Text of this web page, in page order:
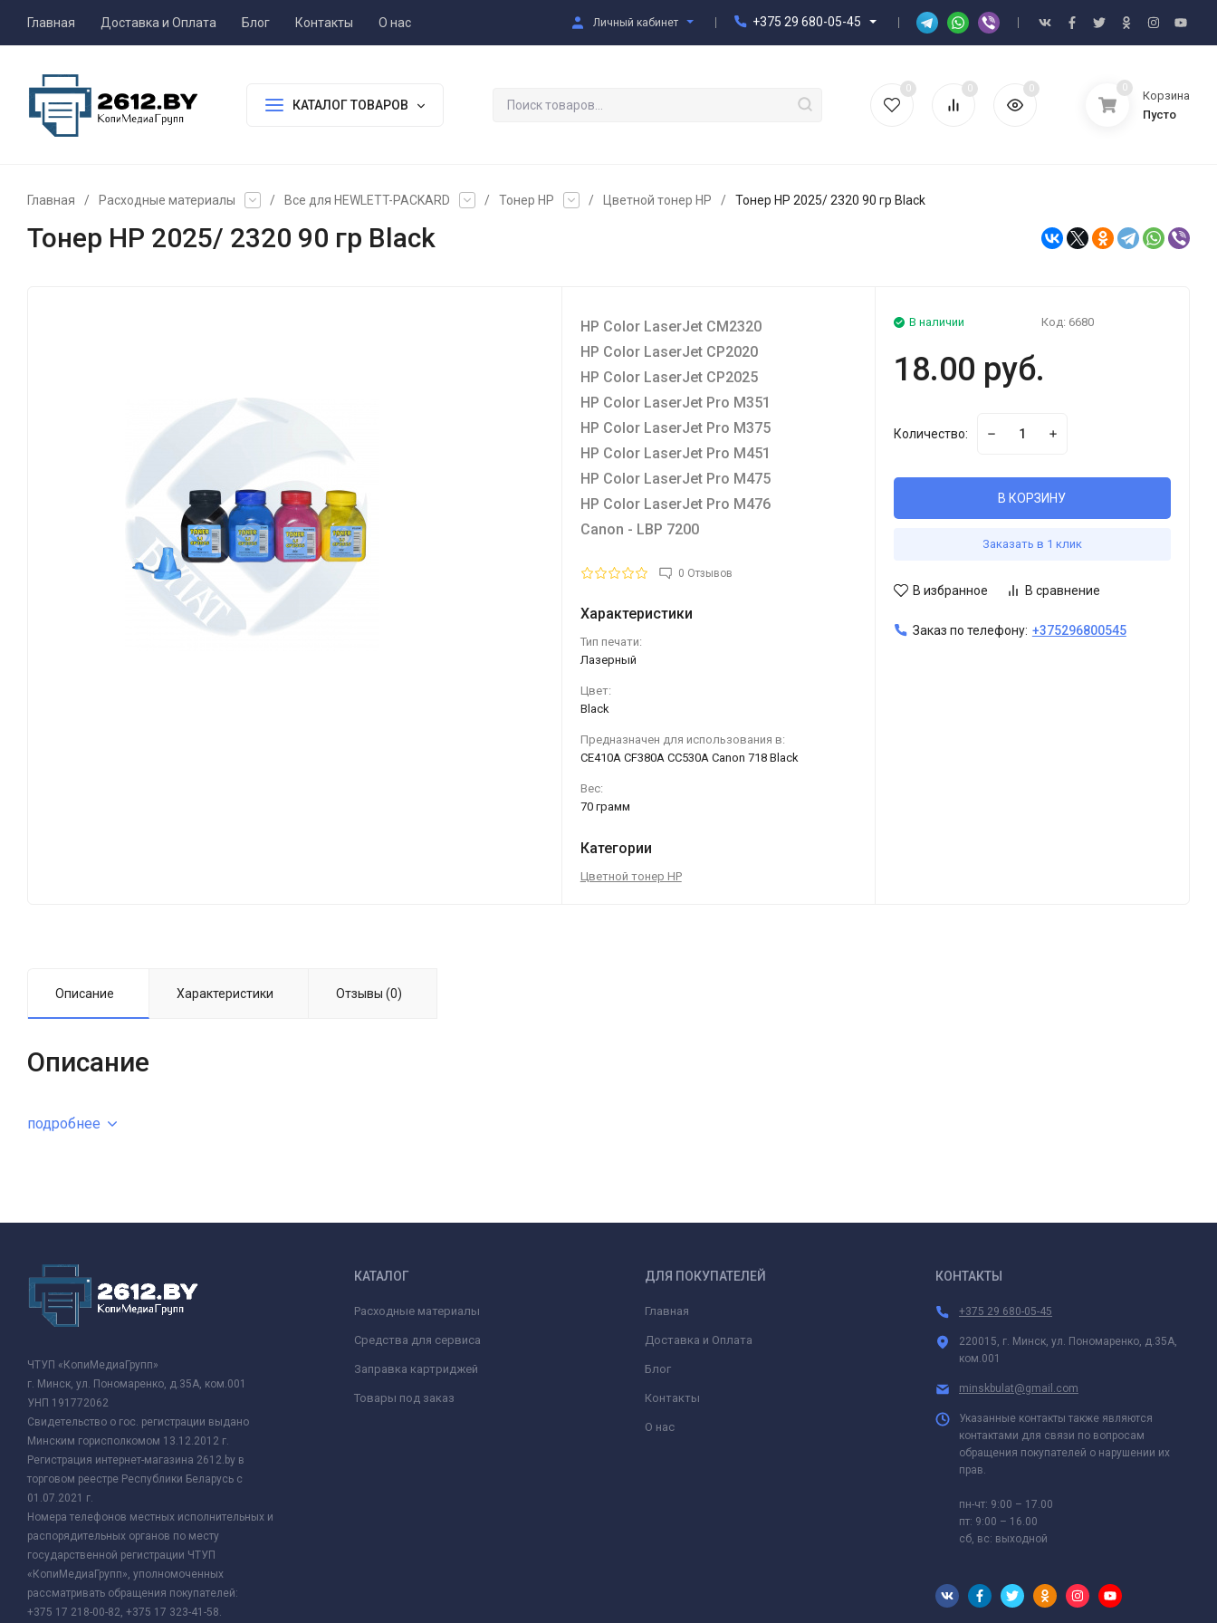
Главная Доставка и Оплата Блог Контакты О нас Личный кабинет +375 29 680-05-45
КАТАЛОГ ТОВАРОВ
0 0 0 0
Корзина
Пусто
Главная / Расходные материалы / Все для HEWLETT-PACKARD / Тонер HP / Цветной тонер HP / Тонер HP 2025/ 2320 90 гр Black
Тонер HP 2025/ 2320 90 гр Black
HP Color LaserJet CM2320
HP Color LaserJet CP2020
HP Color LaserJet CP2025
HP Color LaserJet Pro M351
HP Color LaserJet Pro M375
HP Color LaserJet Pro M451
HP Color LaserJet Pro M475
HP Color LaserJet Pro M476
Canon - LBP 7200
0 Отзывов
Характеристики
Тип печати:
Лазерный
Цвет:
Black
Предназначен для использования в:
CE410A CF380A CC530A Canon 718 Black
Вес:
70 грамм
Категории
Цветной тонер HP
В наличии Код: 6680
18.00 руб.
Количество:
В КОРЗИНУ
Заказать в 1 клик
В избранное В сравнение
Заказ по телефону: +375296800545
Описание Характеристики Отзывы (0)
Описание
подробнее
ЧТУП «КопиМедиаГрупп»
г. Минск, ул. Пономаренко, д.35А, ком.001
УНП 191772062
Свидетельство о гос. регистрации выдано
Минским горисполкомом 13.12.2012 г.
Регистрация интернет-магазина 2612.by в
торговом реестре Республики Беларусь с
01.07.2021 г.
Номера телефонов местных исполнительных и
распорядительных органов по месту
государственной регистрации ЧТУП
«КопиМедиаГрупп», уполномоченных
рассматривать обращения покупателей:
+375 17 218-00-82, +375 17 323-41-58.
КАТАЛОГ
Расходные материалы
Средства для сервиса
Заправка картриджей
Товары под заказ
ДЛЯ ПОКУПАТЕЛЕЙ
Главная
Доставка и Оплата
Блог
Контакты
О нас
КОНТАКТЫ
+375 29 680-05-45
220015, г. Минск, ул. Пономаренко, д.35А,
ком.001
minskbulat@gmail.com
Указанные контакты также являются
контактами для связи по вопросам
обращения покупателей о нарушении их
прав.
пн-чт: 9:00 – 17.00
пт: 9:00 – 16.00
сб, вс: выходной